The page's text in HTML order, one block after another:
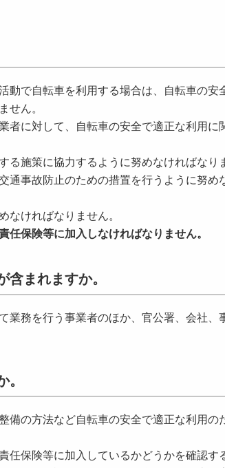
動で自転車を利用する場合は、自転車の安
せん。
者に対して、自転車の安全で適正な利用に
る施策に協力するように努めなければなり
通事故防止のための措置を行うように努め
なければなりません。
保険等に加入しなければなりません。
まれますか。
業務を行う事業者のほか、官公署、会社、
備の方法など自転車の安全で適正な利用の
任保険等に加入しているかどうかを確認す